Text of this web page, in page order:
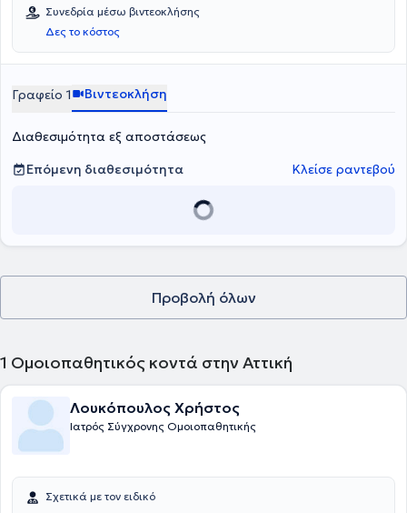
Συνεδρία μέσω βιντεοκλήσης
Δες το κόστος
Γραφείο 1 Βιντεοκλήση
Διαθεσιμότητα εξ αποστάσεως
Επόμενη διαθεσιμότητα
Κλείσε ραντεβού
Προβολή όλων
1 Ομοιοπαθητικός κοντά στην Αττική
Λουκόπουλος Χρήστος
Ιατρός Σύγχρονης Ομοιοπαθητικής
Σχετικά με τον ειδικό